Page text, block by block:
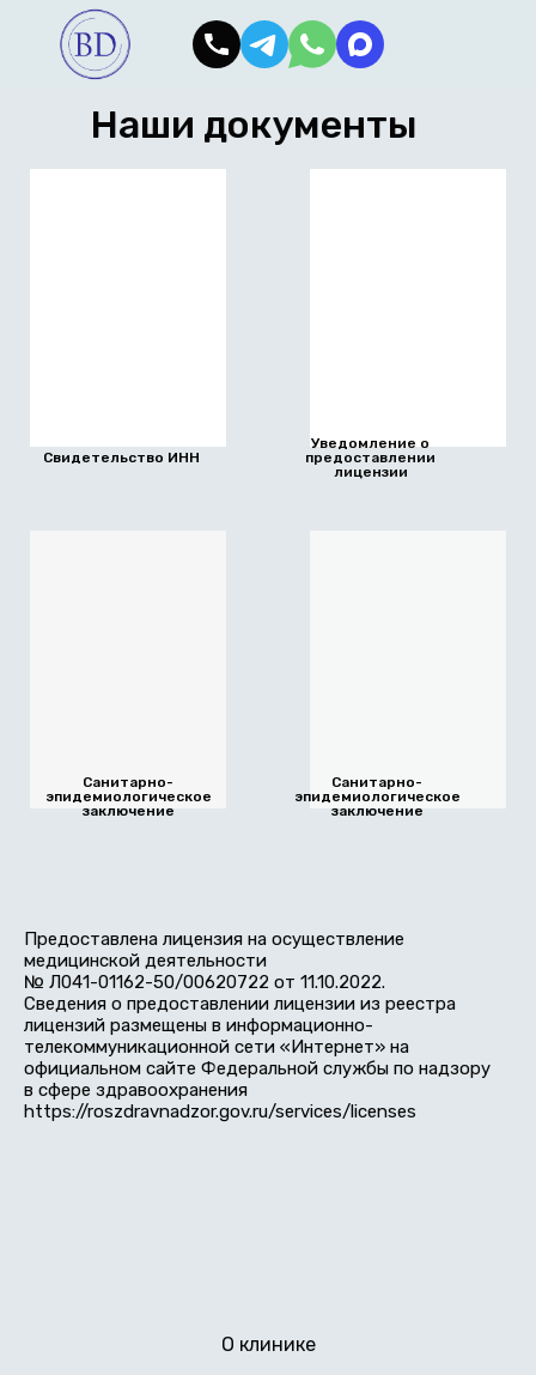
Уведомление о
предоставлении
лицензии
Наши документы
Предоставлена лицензия на осуществление
медицинской деятельности
№ Л041-01162-50/00620722 от 11.10.2022.
Сведения о предоставлении лицензии из реестра
лицензий размещены в информационно-
телекоммуникационной сети «Интернет» на
официальном сайте Федеральной службы по надзору
в сфере здравоохранения
https://roszdravnadzor.gov.ru/services/licenses
Санитарно-
эпидемиологическое
заключение
Санитарно-
эпидемиологическое
заключение
Свидетельство ИНН
О клинике